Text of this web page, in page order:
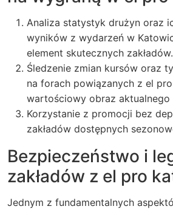
Analiza statystyk drużyn oraz
wyników z wydarzeń w
element skutecznych zakładów.
Śledzenie zmian kursów oraz
na forach powiązanych z el
wartościowy obraz aktualnego
Korzystanie z promocji bez
zakładów dostępnych
Bezpieczeństwo i
zakładów z el pro
Jednym z fundamentalnych